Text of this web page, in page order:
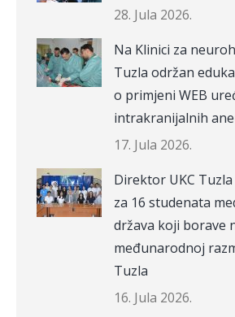
28. Jula 2026.
Na Klinici za
Tuzla održan
o primjeni WEB
intrakranijalnih
17. Jula 2026.
Direktor UKC
za 16 studenata
država koji borave
međunarodnoj
Tuzla
16. Jula 2026.